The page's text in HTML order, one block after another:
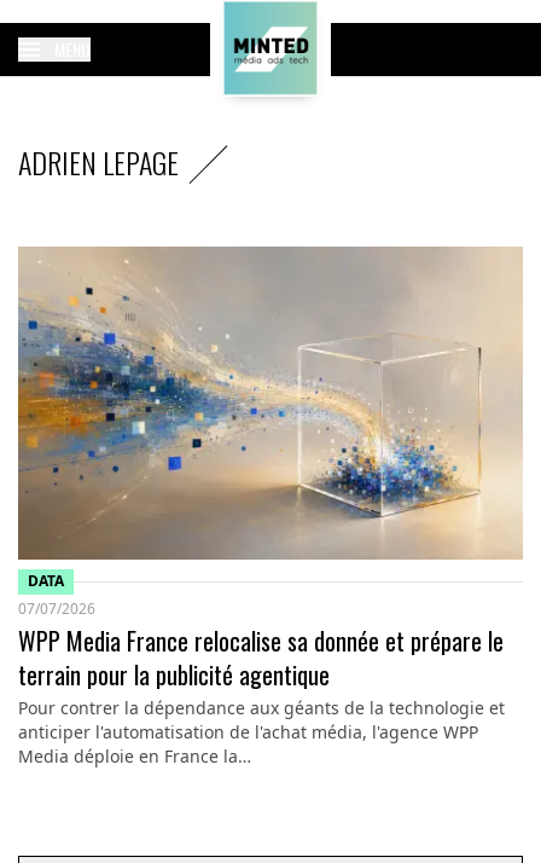
ADRIEN LEPAGE
DATA
07/07/2026
WPP Media France relocalise sa donnée et prépare le
terrain pour la publicité agentique
Pour contrer la dépendance aux géants de la technologie et
anticiper l'automatisation de l'achat média, l'agence WPP
Media déploie en France la…